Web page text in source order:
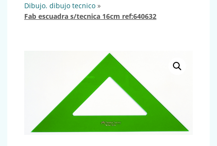
dibujo. dibujo tecnico »
fab escuadra s/tecnica 16cm ref:640632